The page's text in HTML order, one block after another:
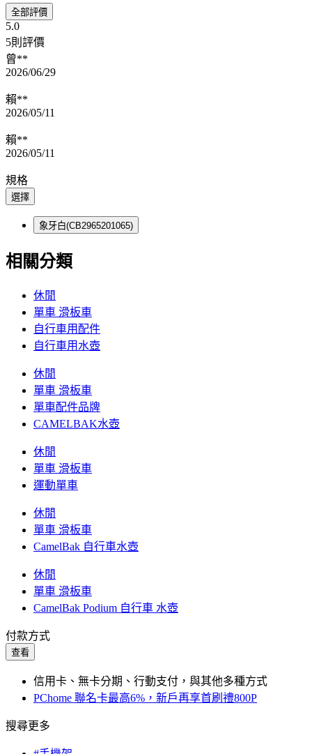
全部評價
5.0
5則評價
曾**
2026/06/29
賴**
2026/05/11
賴**
2026/05/11
規格
選擇
象牙白(CB2965201065)
相關分類
休閒
單車 滑板車
自行車用配件
自行車用水壺
休閒
單車 滑板車
單車配件品牌
CAMELBAK水壺
休閒
單車 滑板車
運動單車
休閒
單車 滑板車
CamelBak 自行車水壺
休閒
單車 滑板車
CamelBak Podium 自行車 水壺
付款方式
查看
信用卡、無卡分期、行動支付，與其他多種方式
PChome 聯名卡最高6%，新戶再享首刷禮800P
搜尋更多